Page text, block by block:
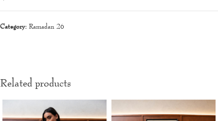
Category: Ramadan 26
Related products